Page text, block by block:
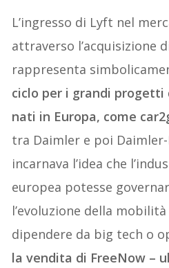
L’ingresso di Lyft nel
attraverso l’acquisizione
rappresenta
ciclo per i grandi
nati in Europa, come
tra Daimler e poi
incarnava l’idea che
europea potesse
l’evoluzione della
dipendere da big tech o
la vendita di FreeNow –